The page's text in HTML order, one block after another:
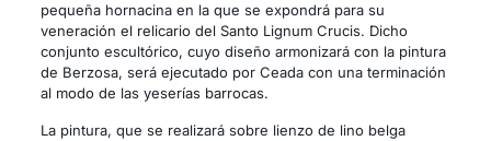
pequeña hornacina en la que se expondrá para su
veneración el relicario del Santo Lignum Crucis. Dicho
conjunto escultórico, cuyo diseño armonizará con la pintura
de Berzosa, será ejecutado por Ceada con una terminación
al modo de las yeserías barrocas.
La pintura, que se realizará sobre lienzo de lino belga